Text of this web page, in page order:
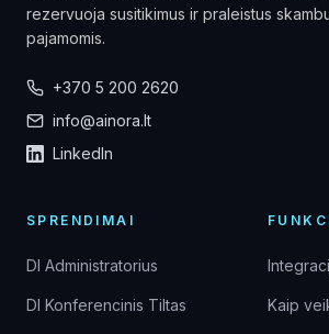
rezervuoja susitikimus ir praleistus
pajamomis.
+370 5 200 2620
info@ainora.lt
LinkedIn
SPRENDIMAI
DI Administratorius
DI Konferencinis Tiltas Kaip